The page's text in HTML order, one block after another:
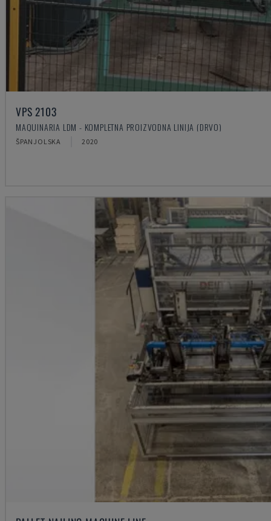
VPS 2103
MAQUINARIA LDM - KOMPLETNA PROIZVODNA LINIJA (DRVO)
ŠPANJOLSKA 2020